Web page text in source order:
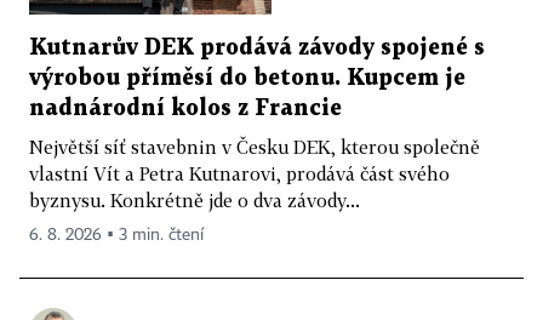
Kutnarův DEK prodává závody spojené s
výrobou příměsí do betonu. Kupcem je
nadnárodní kolos z Francie
Největší síť stavebnin v Česku DEK, kterou společně
vlastní Vít a Petra Kutnarovi, prodává část svého
byznysu. Konkrétně jde o dva závody...
6. 8. 2026 ▪ 3 min. čtení